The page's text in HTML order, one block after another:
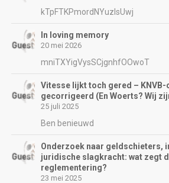
kTpFTKPmordNYuzIsUwj
In loving memory
20 mei 2026
mniTXYigVysSCjgnhfOOwoT
Vitesse lijkt toch gered –
gecorrigeerd (En Woerts? Wij
25 juli 2025
Ben benieuwd
Onderzoek naar geldschieters,
juridische slagkracht: wat zegt
reglementering?
23 mei 2025